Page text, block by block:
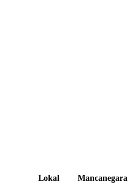
Lokal Mancanegara